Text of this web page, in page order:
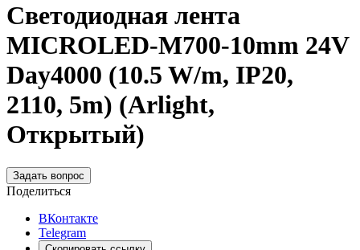
Светодиодная лента
MICROLED-M700-10mm 24V
Day4000 (10.5 W/m, IP20,
2110, 5m) (Arlight,
Открытый)
Задать вопрос
Поделиться
ВКонтакте
Telegram